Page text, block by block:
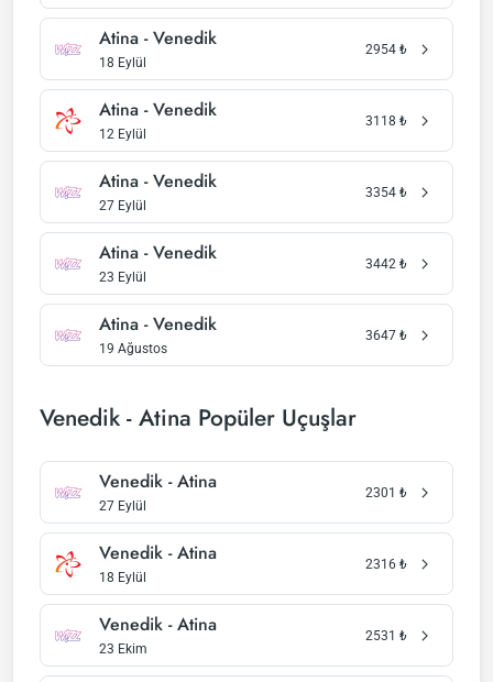
Atina - Venedik
18 Eylül
2954 ₺
Atina - Venedik
12 Eylül
3118 ₺
Atina - Venedik
27 Eylül
3354 ₺
Atina - Venedik
23 Eylül
3442 ₺
Atina - Venedik
19 Ağustos
3647 ₺
Venedik - Atina Popüler Uçuşlar
Venedik - Atina
27 Eylül
2301 ₺
Venedik - Atina
18 Eylül
2316 ₺
Venedik - Atina
23 Ekim
2531 ₺